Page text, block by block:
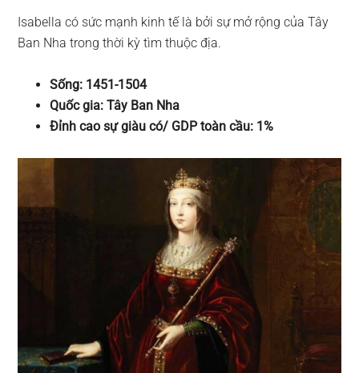
Isabella có sức mạnh kinh tế là bởi sự mở rộng của Tây
Ban Nha trong thời kỳ tìm thuộc địa.
Sống: 1451-1504
Quốc gia: Tây Ban Nha
Đỉnh cao sự giàu có/ GDP toàn cầu: 1%